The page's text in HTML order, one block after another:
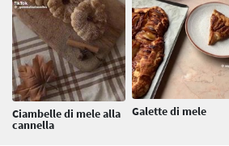
Ciambelle di mele alla
cannella
Galette di mele